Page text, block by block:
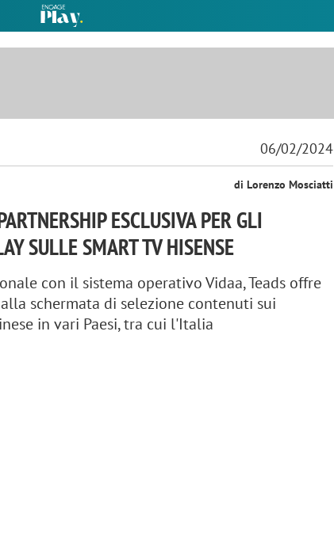
06/02/2024
di Lorenzo Mosciatti
ESCLUSIVA PER GLI
SULLE SMART TV HISENSE
con il sistema operativo Vidaa, Teads offre
schermata di selezione contenuti sui
in vari Paesi, tra cui l'Italia